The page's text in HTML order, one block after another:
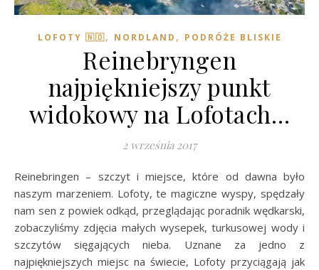
LOFOTY 🇳🇴, NORDLAND , PODRÓŻE BLISKIE
Reinebryngen
najpiękniejszy punkt
widokowy na Lofotach…
2 września 2017
Reinebringen – szczyt i miejsce, które od dawna było
naszym marzeniem. Lofoty, te magiczne wyspy, spędzały
nam sen z powiek odkąd, przeglądając poradnik wędkarski,
zobaczyliśmy zdjęcia małych wysepek, turkusowej wody i
szczytów sięgających nieba. Uznane za jedno z
najpiękniejszych miejsc na świecie, Lofoty przyciągają jak